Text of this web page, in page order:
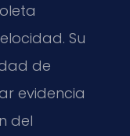
Su
de
evidencia
del